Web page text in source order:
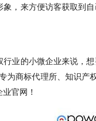
，来方便访客获取到
业的小微企业来说，
为商标代理所、知识产
官网！